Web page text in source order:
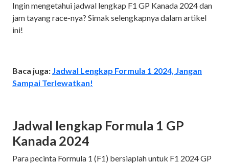
Ingin mengetahui jadwal lengkap F1 GP Kanada 2024 dan
jam tayang race-nya? Simak selengkapnya dalam artikel
ini!
Baca juga: Jadwal Lengkap Formula 1 2024, Jangan
Sampai Terlewatkan!
Jadwal lengkap Formula 1 GP
Kanada 2024
Para pecinta Formula 1 (F1) bersiaplah untuk F1 2024 GP